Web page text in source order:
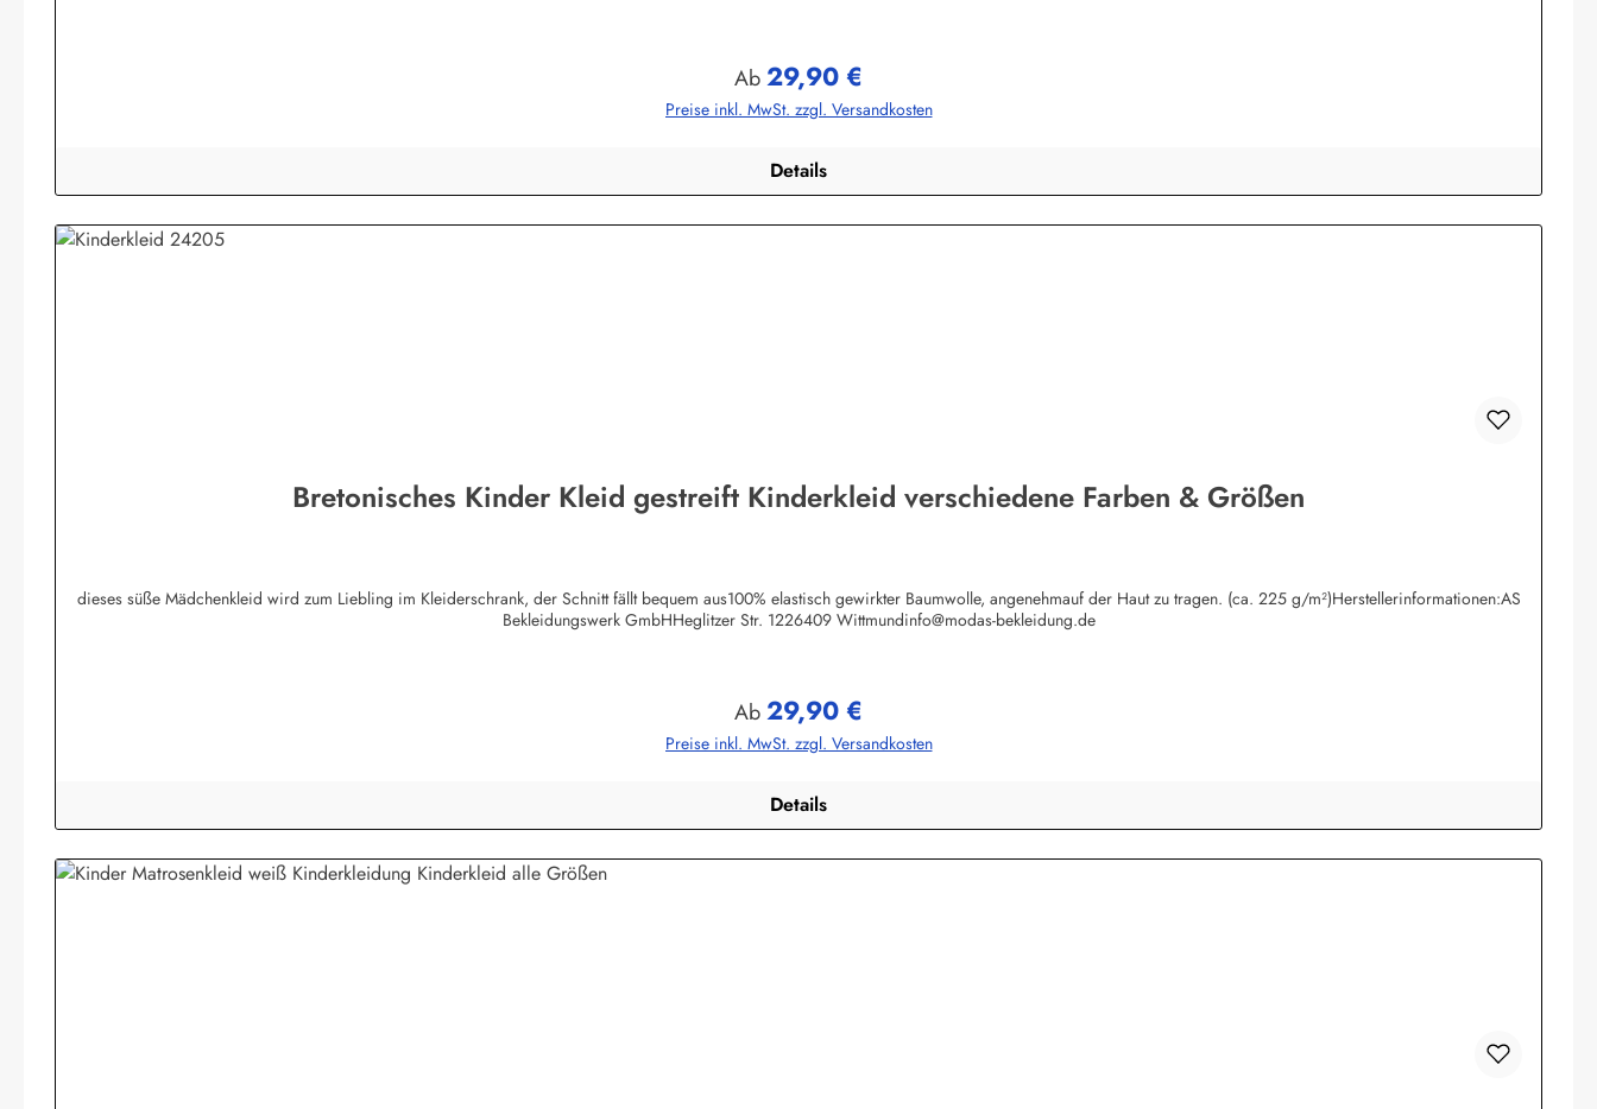
Regulärer Preis:
Ab29,90 €
Preise inkl. MwSt. zzgl. Versandkosten
Details
Bretonisches Kinder Kleid gestreift Kinderkleid verschiedene Farben & Größen
dieses süße Mädchenkleid wird zum Liebling im Kleiderschrank, der Schnitt fällt bequem aus100% elastisch gewirkter Baumwolle, angenehmauf der Haut zu tragen. (ca. 225 g/m²)Herstellerinformationen:AS
Bekleidungswerk GmbHHeglitzer Str. 1226409 Wittmundinfo@modas-bekleidung.de
Regulärer Preis:
Ab29,90 €
Preise inkl. MwSt. zzgl. Versandkosten
Details